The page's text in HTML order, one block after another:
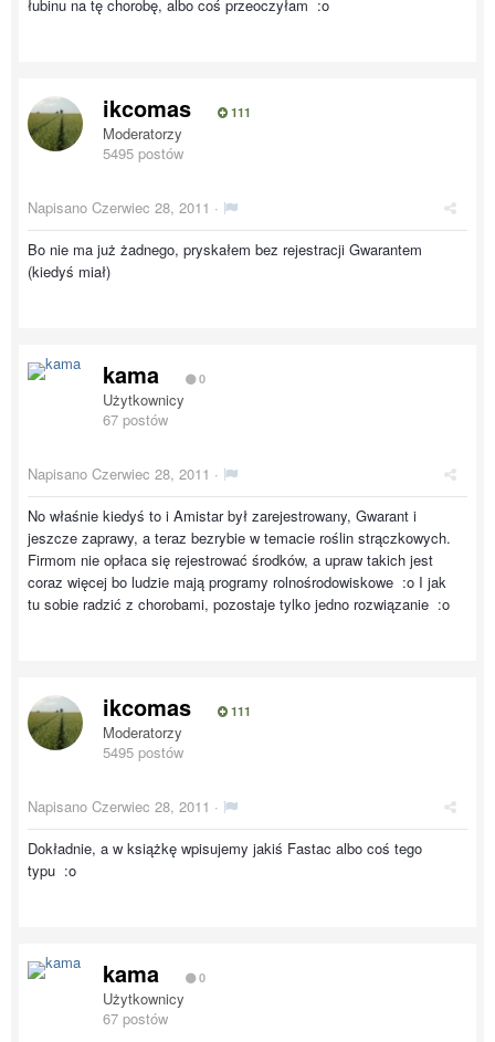
łubinu na tę chorobę, albo coś przeoczyłam :o
ikcomas 111
Moderatorzy
5495 postów
Napisano Czerwiec 28, 2011 ·
Bo nie ma już żadnego, pryskałem bez rejestracji Gwarantem
(kiedyś miał)
kama 0
Użytkownicy
67 postów
Napisano Czerwiec 28, 2011 ·
No właśnie kiedyś to i Amistar był zarejestrowany, Gwarant i
jeszcze zaprawy, a teraz bezrybie w temacie roślin strączkowych.
Firmom nie opłaca się rejestrować środków, a upraw takich jest
coraz więcej bo ludzie mają programy rolnośrodowiskowe :o I jak
tu sobie radzić z chorobami, pozostaje tylko jedno rozwiązanie :o
ikcomas 111
Moderatorzy
5495 postów
Napisano Czerwiec 28, 2011 ·
Dokładnie, a w książkę wpisujemy jakiś Fastac albo coś tego
typu :o
kama 0
Użytkownicy
67 postów